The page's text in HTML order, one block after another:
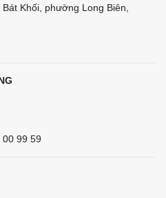
Khối, phường Long Biên,
00 99 59